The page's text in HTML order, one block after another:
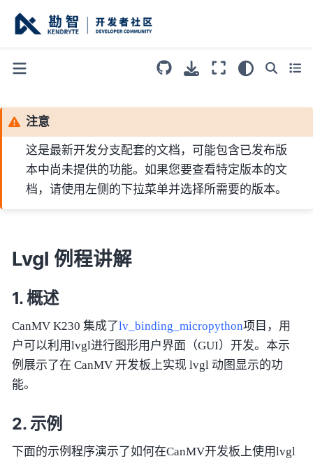
注意
这是最新开发分支配套的文档，可能包含已发布版
本中尚未提供的功能。如果您要查看特定版本的文
档，请使用左侧的下拉菜单并选择所需要的版本。
Lvgl 例程讲解
概述
CanMV K230 集成了lv_binding_micropython项目，用
户可以利用lvgl进行图形用户界面（GUI）开发。本示
例展示了在 CanMV 开发板上实现 lvgl 动图显示的功
能。
示例
下面的示例程序演示了如何在CanMV开发板上使用lvgl